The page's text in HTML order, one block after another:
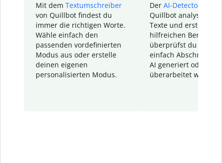
Mit dem Textumschreiber
von Quillbot findest du
immer die richtigen Worte.
Wähle einfach den
passenden vordefinierten
Modus aus oder erstelle
deinen eigenen
personalisierten Modus.
Der AI-Detector
Quillbot analysiert
Texte und erstellt
hilfreichen Bericht.
überprüfst du
einfach Abschnitte,
AI generiert oder
überarbeitet wurden.